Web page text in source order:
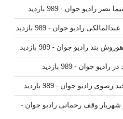
نصر رادیو جوان - 989 بازدید
عبدالمالکی رادیو جوان - 989 بازدید
هوروش بند رادیو جوان - 989 بازدید
در رادیو جوان - 989 بازدید
رضوی رادیو جوان - 989 بازدید
شهریار وقف رحمانی رادیو جوان -